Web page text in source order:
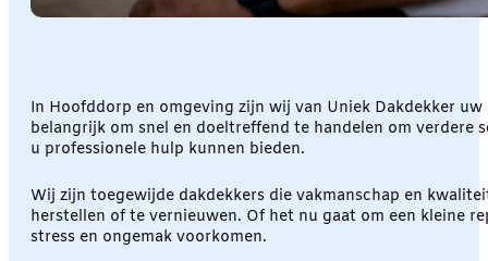
In Hoofddorp en omgeving zijn wij van Uniek Dakdekker
belangrijk om snel en doeltreffend te handelen om verdere
u professionele hulp kunnen bieden.
Wij zijn toegewijde dakdekkers die vakmanschap en
herstellen of te vernieuwen. Of het nu gaat om een kleine
stress en ongemak voorkomen.